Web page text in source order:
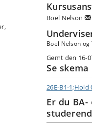
Boel Nelson
Boel Nelson og
Gemt den 16-
Se skema
26E-B1-1;Hold
Er du